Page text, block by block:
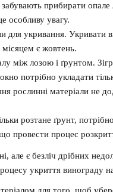
прибирати
особливу увагу.
для укривання. Укривати
є жовтень.
між лозою і ґрунтом.
потрібно укладати
рослинні матеріали не
розтане ґрунт,
провести процес
є безліч дрібних
укриття винограду